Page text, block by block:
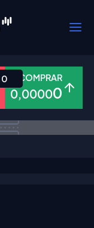
Metais Ações
COMPRAR
0,00000
0